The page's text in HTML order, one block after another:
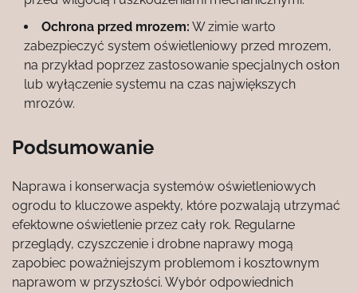
Ochrona przed mrozem: W zimie warto
zabezpieczyć system oświetleniowy przed mrozem,
na przykład poprzez zastosowanie specjalnych osłon
lub wyłączenie systemu na czas największych
mrozów.
Podsumowanie
Naprawa i konserwacja systemów oświetleniowych
ogrodu to kluczowe aspekty, które pozwalają utrzymać
efektowne oświetlenie przez cały rok. Regularne
przeglądy, czyszczenie i drobne naprawy mogą
zapobiec poważniejszym problemom i kosztownym
naprawom w przyszłości. Wybór odpowiednich